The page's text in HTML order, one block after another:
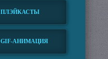
ПЛЭЙКАСТЫ
GIF-АНИМАЦИЯ